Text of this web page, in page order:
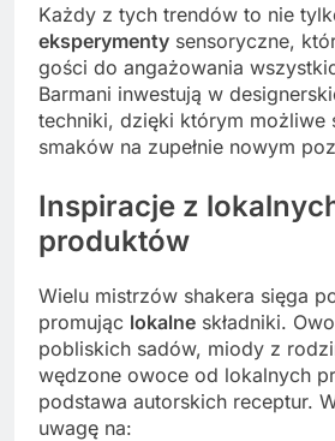
Każdy z tych trendów to nie
eksperymenty sensoryczne,
gości do angażowania
Barmani inwestują w
techniki, dzięki którym możliwe
smaków na zupełnie nowym
Inspiracje z
produktów
Wielu mistrzów shakera sięga
promując lokalne składniki.
pobliskich sadów, miody z
wędzone owoce od lokalnych
podstawa autorskich receptur.
uwagę na: